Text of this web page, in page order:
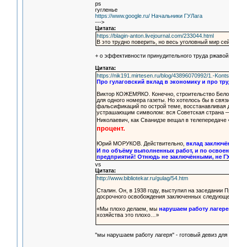
ps
гугленье
https://www.google.ru/ Начальники ГУЛага
--->
Цитата:
https://blagin-anton.livejournal.com/233044.html
В это трудно поверить, но весь уголовный мир
+ о эффективности принудительного труда ржавой
Цитата:
https://nik191.mirtesen.ru/blog/43896070992/1.-
Про гулаговский вклад в экономику и про
Виктор КОЖЕМЯКО. Конечно, строительство
для одного номера газеты. Но хотелось бы в
фальсификаций по острой теме, восстанавливая
устрашающим символом: вся Советская страна
Николаевич, как Сванидзе вещал в
процент.
Юрий МОРУКОВ. Действительно, вклад
И по объёму выполненных работ, и по
предприятий! Отнюдь не заключёнными, не
vs
Цитата:
http://www.bibliotekar.ru/gulag/54.htm
Сталин. Он, в 1938 году, выступил на заседании
досрочного освобождения заключенных
«Мы плохо делаем, мы нарушаем работу
хозяйства это плохо…»
"мы нарушаем работу лагеря" - готовый девиз для